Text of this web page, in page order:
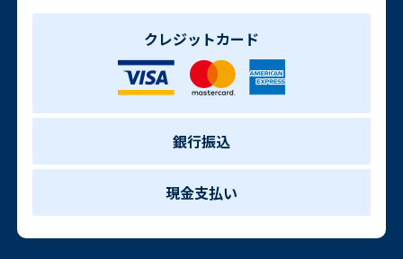
クレジットカード
銀行振込
現金支払い